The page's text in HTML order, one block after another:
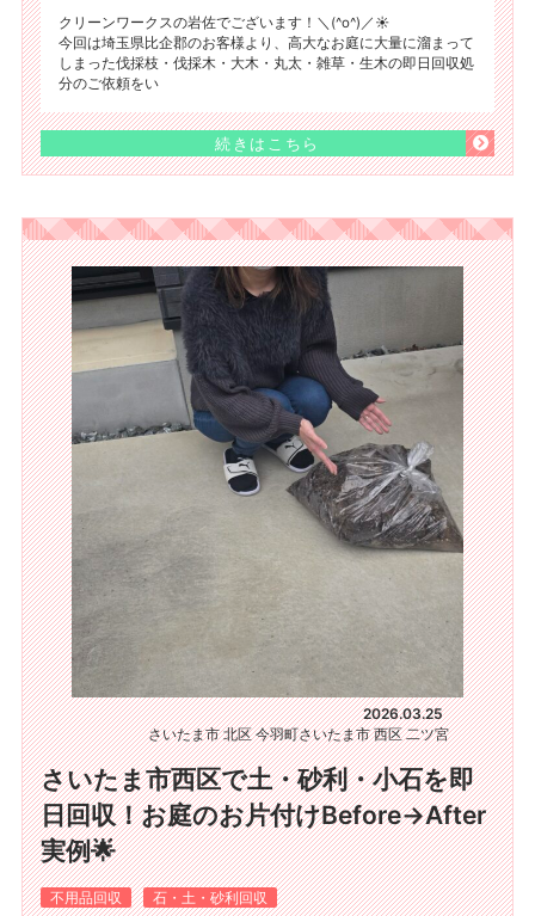
クリーンワークスの岩佐でございます！＼(^o^)／☀️
今回は埼玉県比企郡のお客様より、高大なお庭に大量に溜まって
しまった伐採枝・伐採木・大木・丸太・雑草・生木の即日回収処
分のご依頼をい
続きはこちら
2026.03.25
さいたま市 北区 今羽町さいたま市 西区 二ツ宮
さいたま市西区で土・砂利・小石を即
日回収！お庭のお片付けBefore→After
実例🌟
不用品回収 石・土・砂利回収